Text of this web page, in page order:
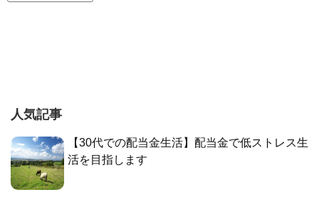
人気記事
【30代での配当金生活】配当金で低ストレス生
活を目指します